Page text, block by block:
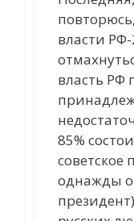
власти
власть РФ
85%
советское
однажды